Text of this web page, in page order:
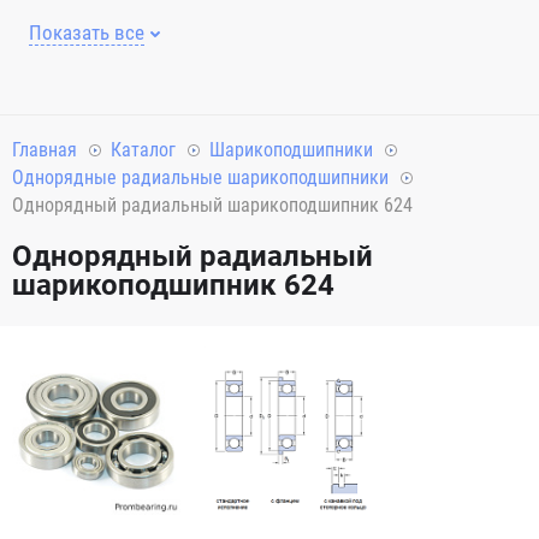
Показать все
Главная Каталог
Шарикоподшипники
Однорядные радиальные шарикоподшипники
Однорядный радиальный шарикоподшипник 624
Однорядный радиальный
шарикоподшипник 624